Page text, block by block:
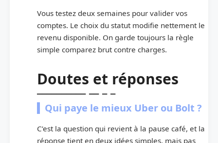
Vous testez deux semaines pour valider vos
comptes. Le choix du statut modifie nettement le
revenu disponible. On garde toujours la règle
simple comparez brut contre charges.
Doutes et réponses
Qui paye le mieux Uber ou Bolt ?
C’est la question qui revient à la pause café, et la
réponse tient en deux idées simples, mais pas